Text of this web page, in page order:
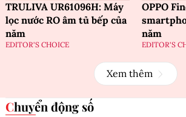
TRULIVA UR61096H: Máy
lọc nước RO âm tủ bếp của
năm
EDITOR'S CHOICE
OPPO
năm
EDITOR'S
Xem thêm
Chuyển động số